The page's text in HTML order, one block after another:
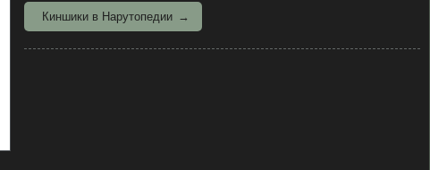
Киншики в Нарутопедии